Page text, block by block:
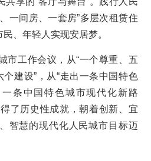
一间房、一套房”多层次租赁住
、年轻人实现安居梦。
市工作会议，从“一个尊重、五
个建设”，从“走出一条中国特色
条中国特色城市现代化新路
了历史性成就，朝着创新、宜
智慧的现代化人民城市目标迈